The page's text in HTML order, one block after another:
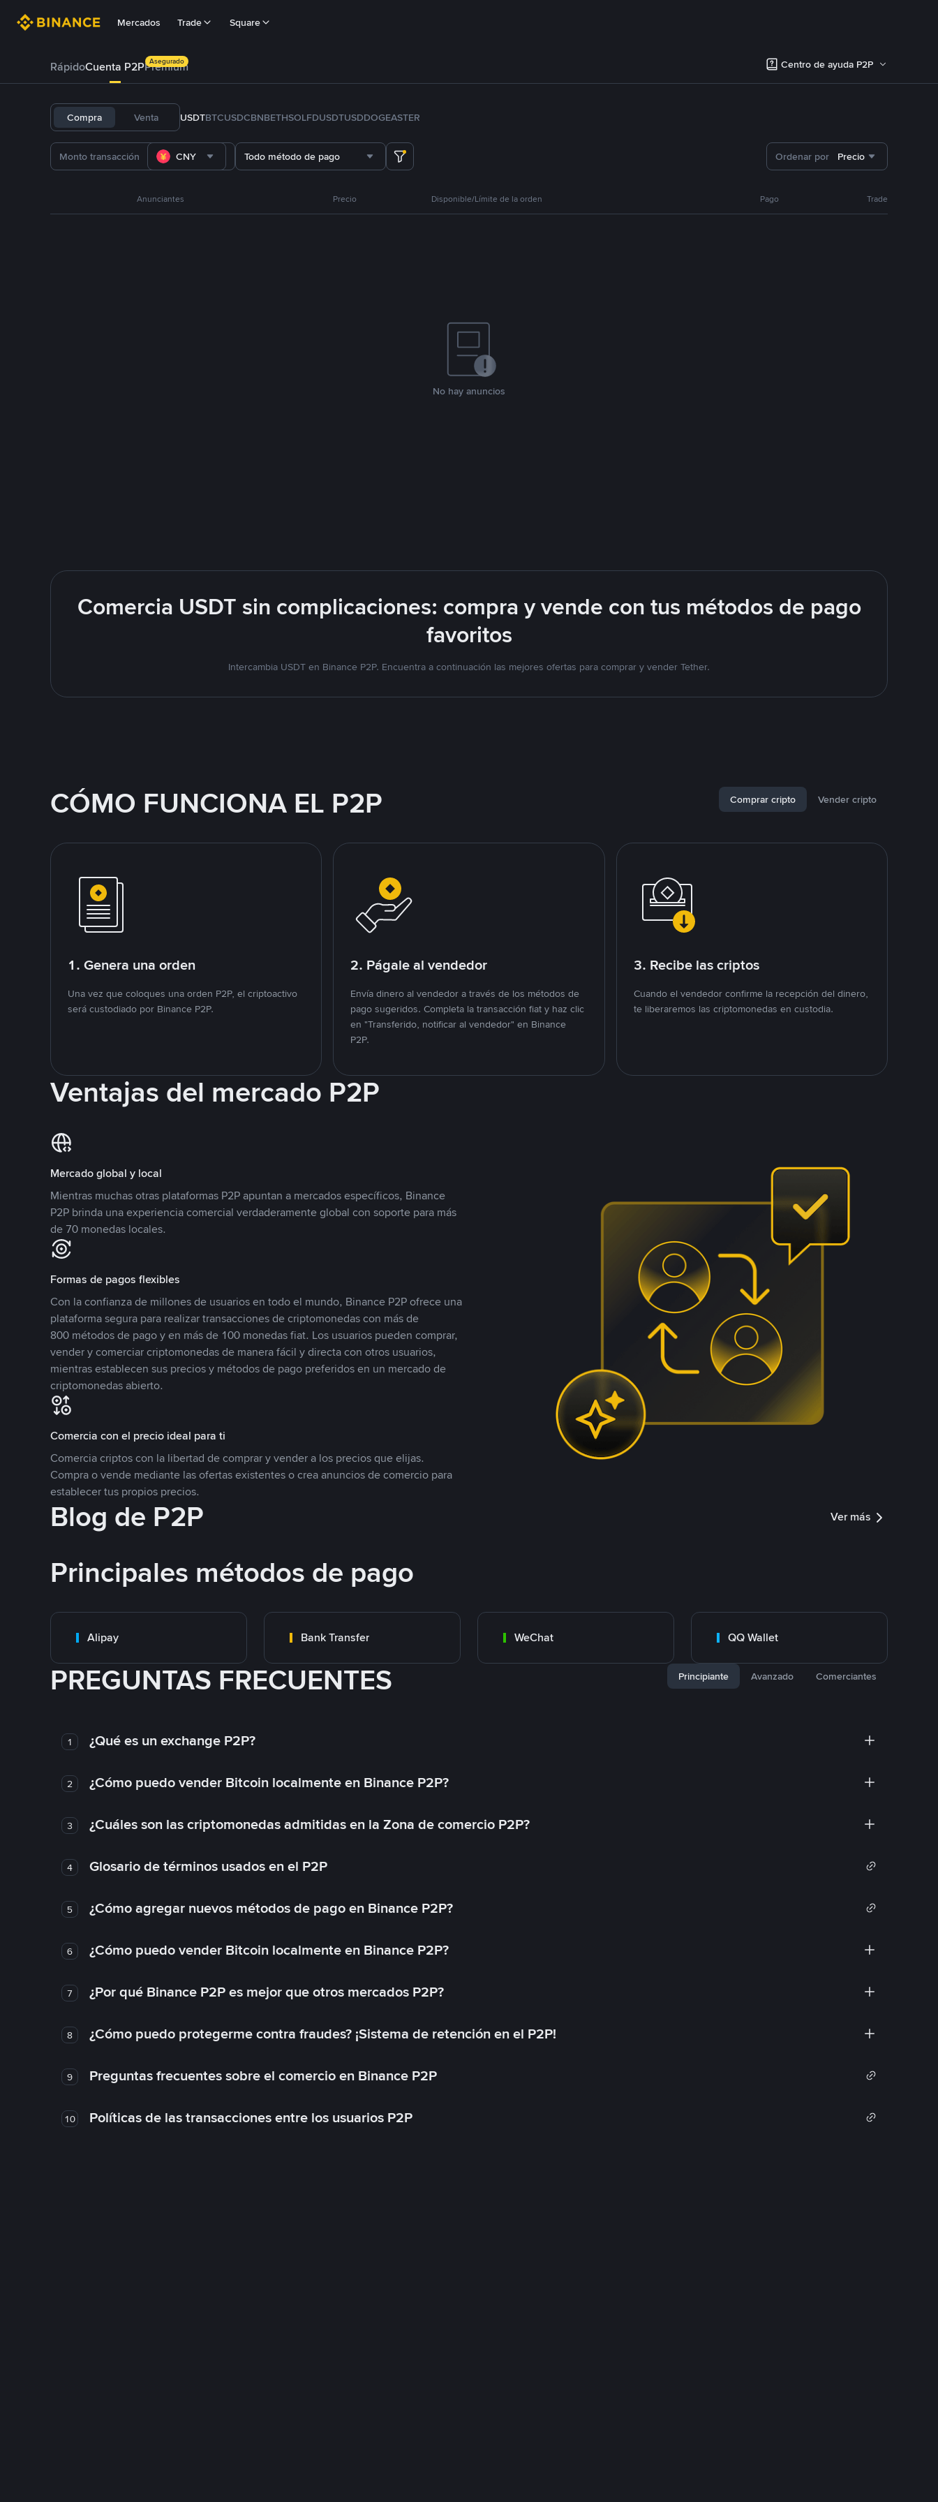
Mercados Trade Square
RápidoCuenta P2PPrémium
Asegurado Centro de ayuda P2P
Compra Venta USDTBTCUSDCBNBETHSOLFDUSDTUSDDOGEASTER
CNY Todo método de pago Ordenar por Precio
Anunciantes Precio Disponible/Límite de la orden Pago Trade
No hay anuncios
Comercia USDT sin complicaciones: compra y vende con tus métodos de pago
favoritos
Intercambia USDT en Binance P2P. Encuentra a continuación las mejores ofertas para comprar y vender Tether.
CÓMO FUNCIONA EL P2P Comprar cripto Vender cripto
1. Genera una orden
Una vez que coloques una orden P2P, el criptoactivo
será custodiado por Binance P2P.
2. Págale al vendedor
Envía dinero al vendedor a través de los métodos de
pago sugeridos. Completa la transacción fiat y haz clic
en "Transferido, notificar al vendedor" en Binance
P2P.
3. Recibe las criptos
Cuando el vendedor confirme la recepción del dinero,
te liberaremos las criptomonedas en custodia.
Ventajas del mercado P2P
Mercado global y local
Mientras muchas otras plataformas P2P apuntan a mercados específicos, Binance
P2P brinda una experiencia comercial verdaderamente global con soporte para más
de 70 monedas locales.
Formas de pagos flexibles
Con la confianza de millones de usuarios en todo el mundo, Binance P2P ofrece una
plataforma segura para realizar transacciones de criptomonedas con más de
800 métodos de pago y en más de 100 monedas fiat. Los usuarios pueden comprar,
vender y comerciar criptomonedas de manera fácil y directa con otros usuarios,
mientras establecen sus precios y métodos de pago preferidos en un mercado de
criptomonedas abierto.
Comercia con el precio ideal para ti
Comercia criptos con la libertad de comprar y vender a los precios que elijas.
Compra o vende mediante las ofertas existentes o crea anuncios de comercio para
establecer tus propios precios.
Blog de P2P Ver más
Principales métodos de pago
Alipay Bank Transfer WeChat QQ Wallet
PREGUNTAS FRECUENTES Principiante Avanzado Comerciantes
1 ¿Qué es un exchange P2P?
2 ¿Cómo puedo vender Bitcoin localmente en Binance P2P?
3 ¿Cuáles son las criptomonedas admitidas en la Zona de comercio P2P?
4 Glosario de términos usados en el P2P
5 ¿Cómo agregar nuevos métodos de pago en Binance P2P?
6 ¿Cómo puedo vender Bitcoin localmente en Binance P2P?
7 ¿Por qué Binance P2P es mejor que otros mercados P2P?
8 ¿Cómo puedo protegerme contra fraudes? ¡Sistema de retención en el P2P!
9 Preguntas frecuentes sobre el comercio en Binance P2P
10 Políticas de las transacciones entre los usuarios P2P